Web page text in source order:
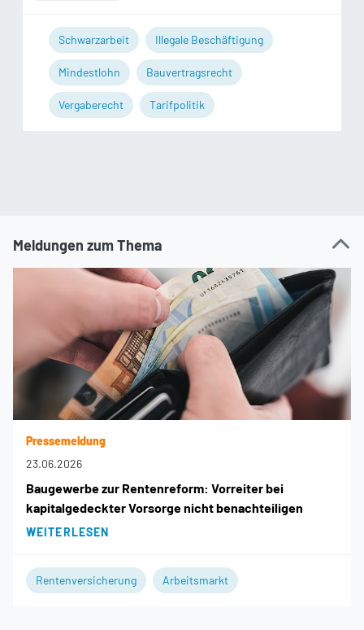
Schwarzarbeit Illegale Beschäftigung
Mindestlohn Bauvertragsrecht
Vergaberecht Tarifpolitik
Meldungen zum Thema
Pressemeldung
23.06.2026
Baugewerbe zur Rentenreform: Vorreiter bei
kapitalgedeckter Vorsorge nicht benachteiligen
WEITERLESEN
Rentenversicherung Arbeitsmarkt